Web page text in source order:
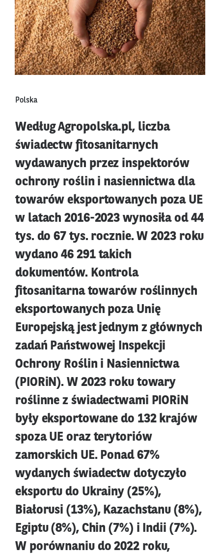
Polska
Według Agropolska.pl, liczba
świadectw fitosanitarnych
wydawanych przez inspektorów
ochrony roślin i nasiennictwa dla
towarów eksportowanych poza UE
w latach 2016-2023 wynosiła od 44
tys. do 67 tys. rocznie. W 2023 roku
wydano 46 291 takich
dokumentów. Kontrola
fitosanitarna towarów roślinnych
eksportowanych poza Unię
Europejską jest jednym z głównych
zadań Państwowej Inspekcji
Ochrony Roślin i Nasiennictwa
(PIORiN). W 2023 roku towary
roślinne z świadectwami PIORiN
były eksportowane do 132 krajów
spoza UE oraz terytoriów
zamorskich UE. Ponad 67%
wydanych świadectw dotyczyło
eksportu do Ukrainy (25%),
Białorusi (13%), Kazachstanu (8%),
Egiptu (8%), Chin (7%) i Indii (7%).
W porównaniu do 2022 roku,